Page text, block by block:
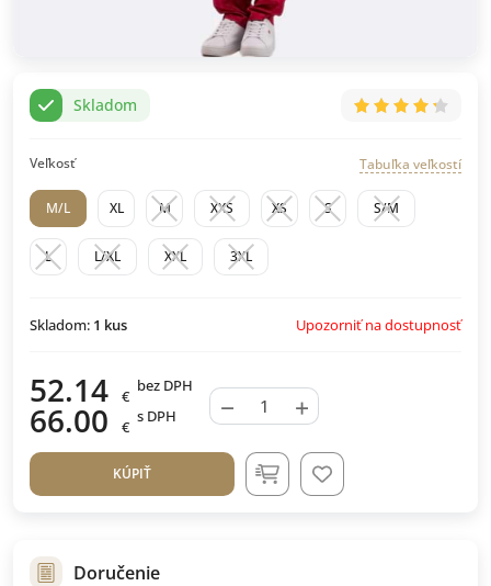
Skladom
Veľkosť Tabuľka veľkostí
M/L XL M XXS XS S S/M
L L/XL XXL 3XL
Skladom: 1 kus Upozorniť na dostupnosť
52.14 €
bez DPH
66.00 €
s DPH − +
KÚPIŤ
Doručenie